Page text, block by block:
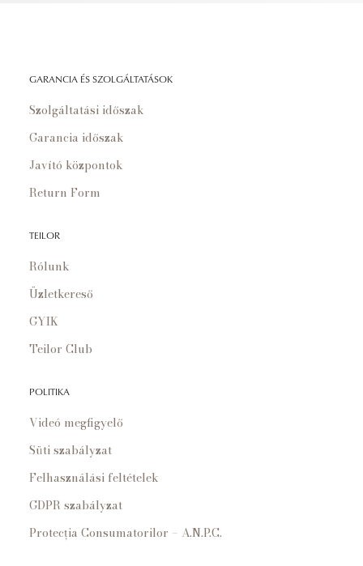
GARANCIA ÉS SZOLGÁLTATÁSOK
Szolgáltatási időszak
Garancia időszak
Javító központok
Return Form
TEILOR
Rólunk
Üzletkereső
GYIK
Teilor Club
POLITIKA
Videó megfigyelő
Süti szabályzat
Felhasználási feltételek
GDPR szabályzat
Protecția Consumatorilor – A.N.P.C.